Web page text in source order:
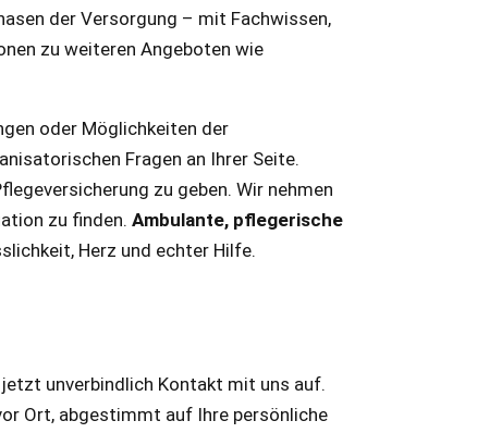
der Versorgung – mit Fachwissen,
zu weiteren Angeboten wie
oder Möglichkeiten der
Fragen an Ihrer Seite.
zu geben. Wir nehmen
zu finden. Ambulante, pflegerische
Herz und echter Hilfe.
jetzt unverbindlich Kontakt mit uns auf.
Ort, abgestimmt auf Ihre persönliche